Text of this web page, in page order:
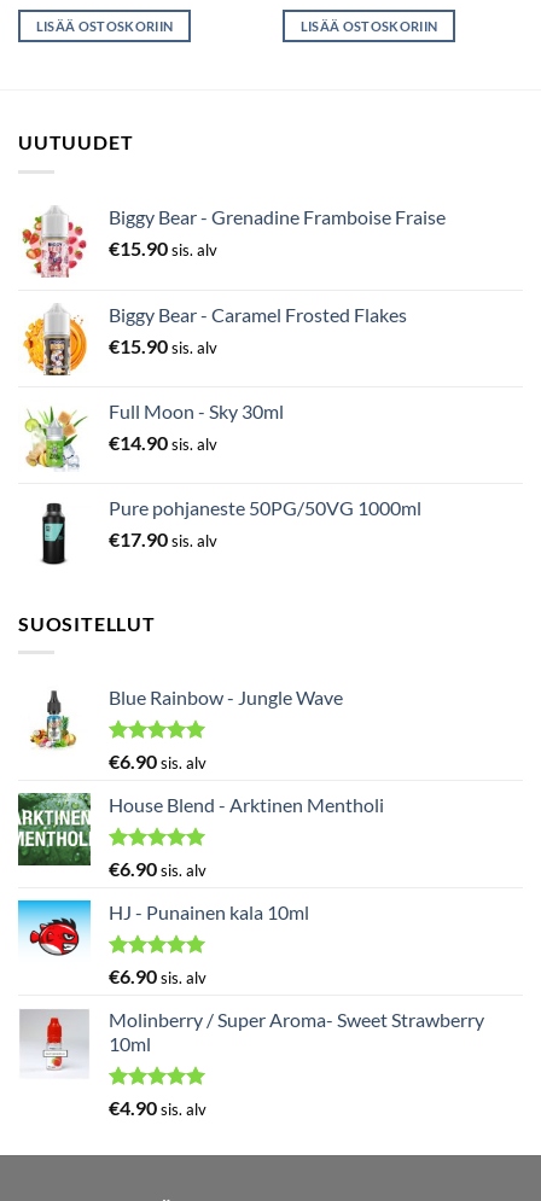
LISÄÄ OSTOSKORIIN LISÄÄ OSTOSKORIIN
UUTUUDET
Biggy Bear - Grenadine Framboise Fraise
€15.90sis. alv
Biggy Bear - Caramel Frosted Flakes
€15.90sis. alv
Full Moon - Sky 30ml
€14.90sis. alv
Pure pohjaneste 50PG/50VG 1000ml
€17.90sis. alv
SUOSITELLUT
Blue Rainbow - Jungle Wave
Arvostelu
5.00
/ 5
€6.90sis. alv
House Blend - Arktinen Mentholi
Arvostelu
5.00
/ 5
€6.90sis. alv
HJ - Punainen kala 10ml
Arvostelu
5.00/ 5
€6.90sis. alv
Molinberry / Super Aroma- Sweet Strawberry
10ml
Arvostelu
€4.90sis. alv